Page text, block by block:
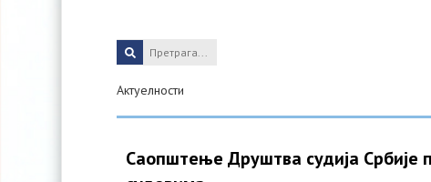
Актуелности
Саопштење Друштва судија Србије